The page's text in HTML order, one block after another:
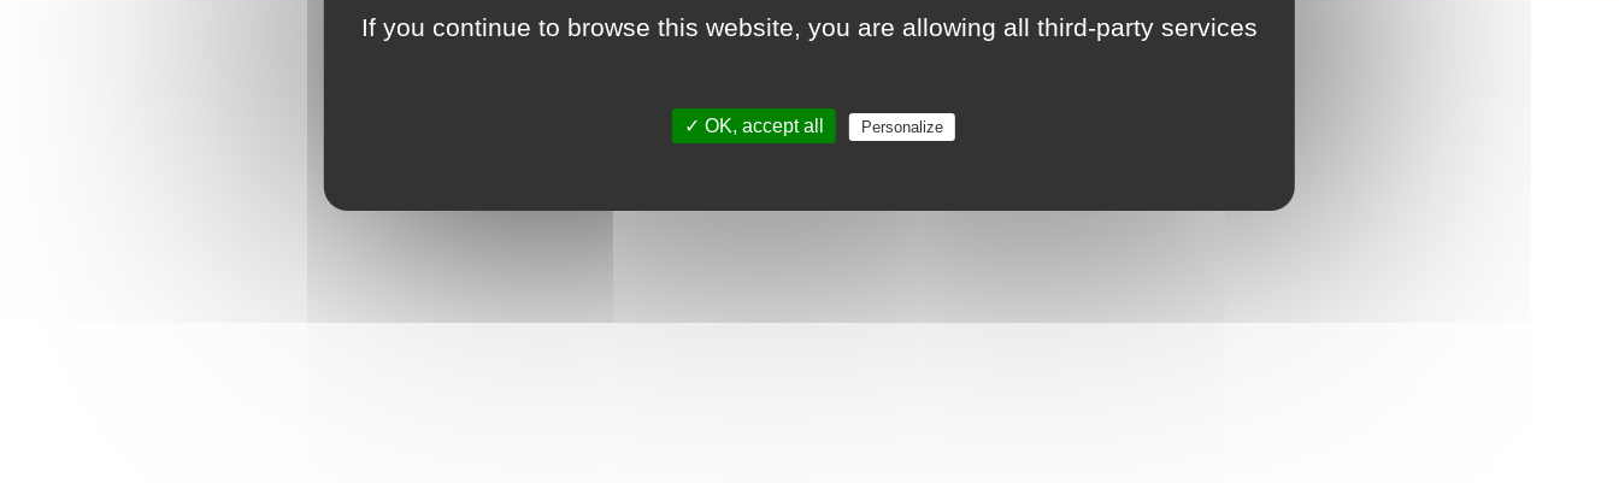
If you continue to browse this website, you are allowing all third-party services
✓ OK, accept all Personalize